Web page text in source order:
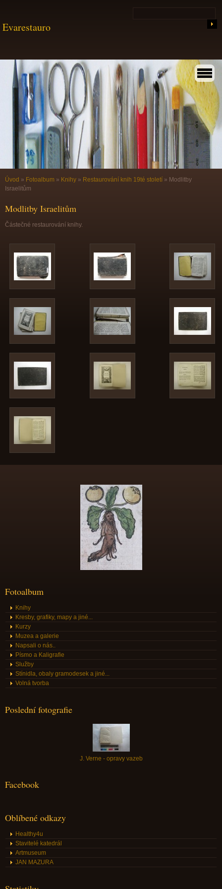
Evarestauro
Úvod » Fotoalbum » Knihy » Restaurování knih 19té století » Modlitby
Israelitům
Modlitby Israelitům
Částečné restaurování knihy.
Fotoalbum
Knihy
Kresby, grafiky, mapy a jiné...
Kurzy
Muzea a galerie
Napsali o nás..
Písmo a Kaligrafie
Služby
Stínidla, obaly gramodesek a jiné...
Volná tvorba
Poslední fotografie
J. Verne - opravy vazeb
Facebook
Oblíbené odkazy
Healthy4u
Stavitelé katedrál
Artmuseum
JAN MAZURA